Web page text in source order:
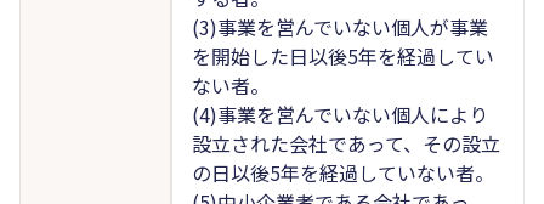
(3)事業を営んでいない個人が事業
を開始した日以後5年を経過してい
ない者。
(4)事業を営んでいない個人により
設立された会社であって、その設立
の日以後5年を経過していない者。